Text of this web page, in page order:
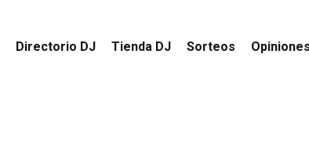
Directorio DJ Tienda DJ Sorteos Opiniones